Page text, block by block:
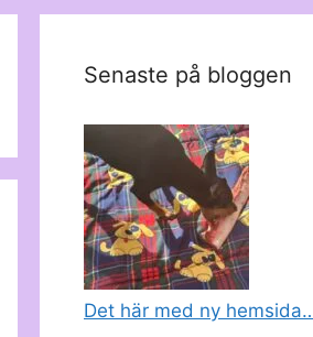
Senaste på bloggen
Det här med ny